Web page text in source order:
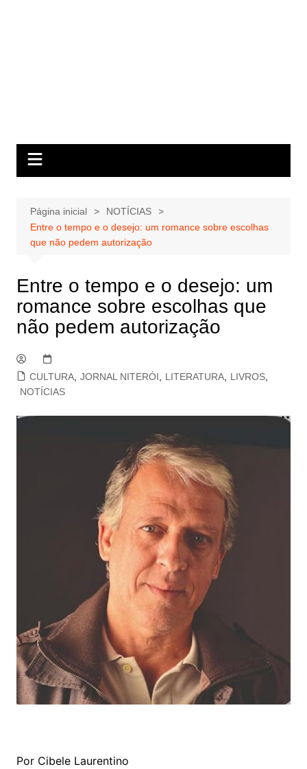
Página inicial
NOTÍCIAS
Entre o tempo e o desejo: um romance sobre escolhas
que não pedem autorização
Entre o tempo e o desejo: um
romance sobre escolhas que
não pedem autorização
CULTURA, JORNAL NITERÓI LITERATURA, LIVROS,
NOTÍCIAS
Por Cibele Laurentino